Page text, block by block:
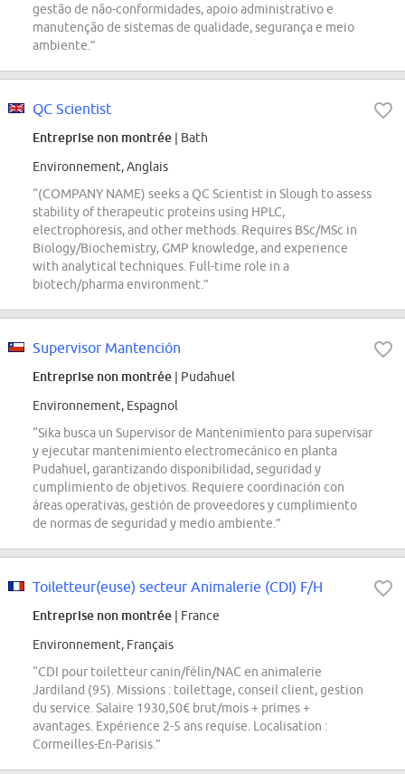
gestão de não-conformidades, apoio administrativo e
manutenção de sistemas de qualidade, segurança e meio
ambiente.”
QC Scientist
Entreprise non montrée | Bath
Environnement, Anglais
“(COMPANY NAME) seeks a QC Scientist in Slough to assess
stability of therapeutic proteins using HPLC,
electrophoresis, and other methods. Requires BSc/MSc in
Biology/Biochemistry, GMP knowledge, and experience
with analytical techniques. Full-time role in a
biotech/pharma environment.”
Supervisor Mantención
Entreprise non montrée | Pudahuel
Environnement, Espagnol
“Sika busca un Supervisor de Mantenimiento para supervisar
y ejecutar mantenimiento electromecánico en planta
Pudahuel, garantizando disponibilidad, seguridad y
cumplimiento de objetivos. Requiere coordinación con
áreas operativas, gestión de proveedores y cumplimiento
de normas de seguridad y medio ambiente.”
Toiletteur(euse) secteur Animalerie (CDI) F/H
Entreprise non montrée | France
Environnement, Français
“CDI pour toiletteur canin/félin/NAC en animalerie
Jardiland (95). Missions : toilettage, conseil client, gestion
du service. Salaire 1930,50€ brut/mois + primes +
avantages. Expérience 2-5 ans requise. Localisation :
Cormeilles-En-Parisis.”